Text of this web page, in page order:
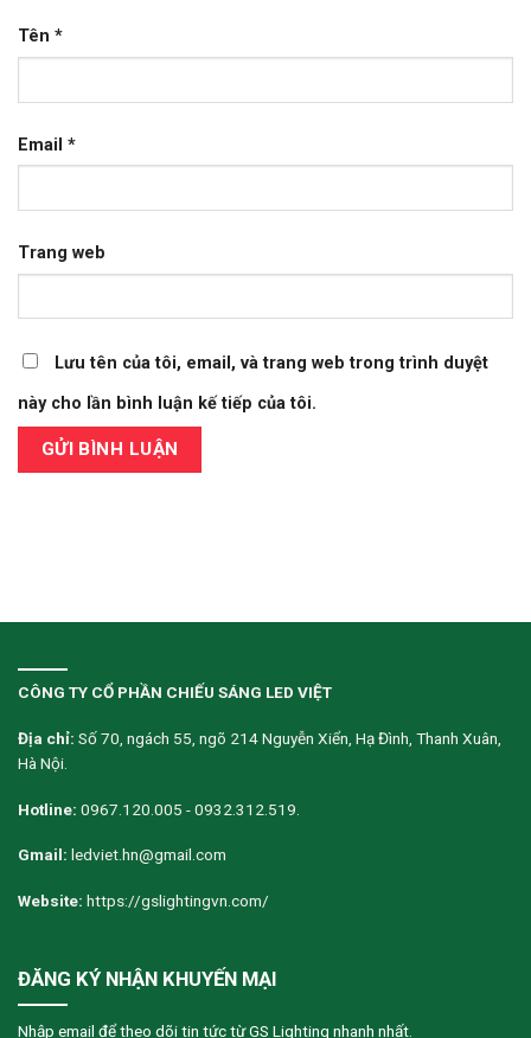
Tên *
Email *
Trang web
Lưu tên của tôi, email, và trang web trong trình duyệt
này cho lần bình luận kế tiếp của tôi.
CÔNG TY CỔ PHẦN CHIẾU SÁNG LED VIỆT
Địa chỉ: Số 70, ngách 55, ngõ 214 Nguyễn Xiển, Hạ Đình, Thanh Xuân,
Hà Nội.
Hotline: 0967.120.005 - 0932.312.519.
Gmail: ledviet.hn@gmail.com
Website: https://gslightingvn.com/
ĐĂNG KÝ NHẬN KHUYẾN MẠI
Nhập email để theo dõi tin tức từ GS Lighting nhanh nhất.